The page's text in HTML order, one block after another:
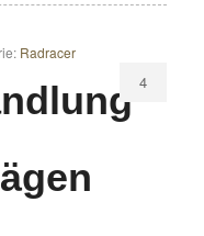
Radracer
4